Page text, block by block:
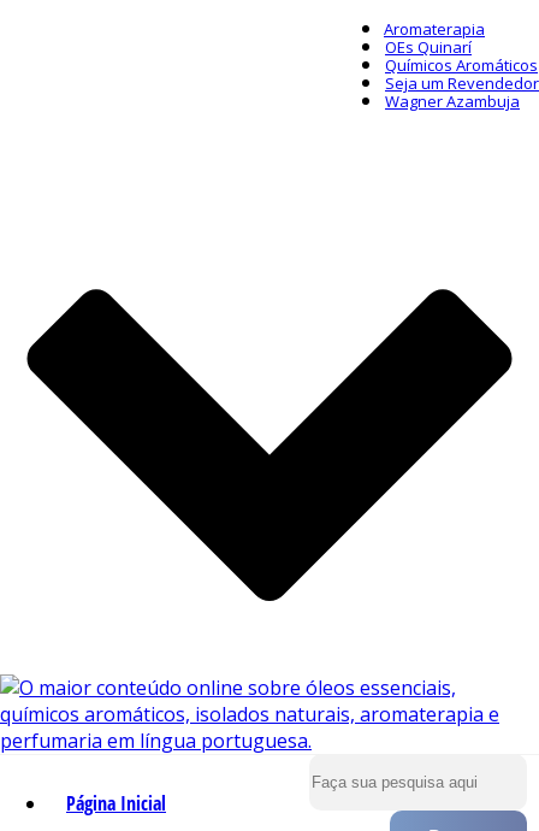
Aromaterapia
OEs Quinarí
Químicos Aromáticos
Seja um Revendedor
Wagner Azambuja
Página Inicial